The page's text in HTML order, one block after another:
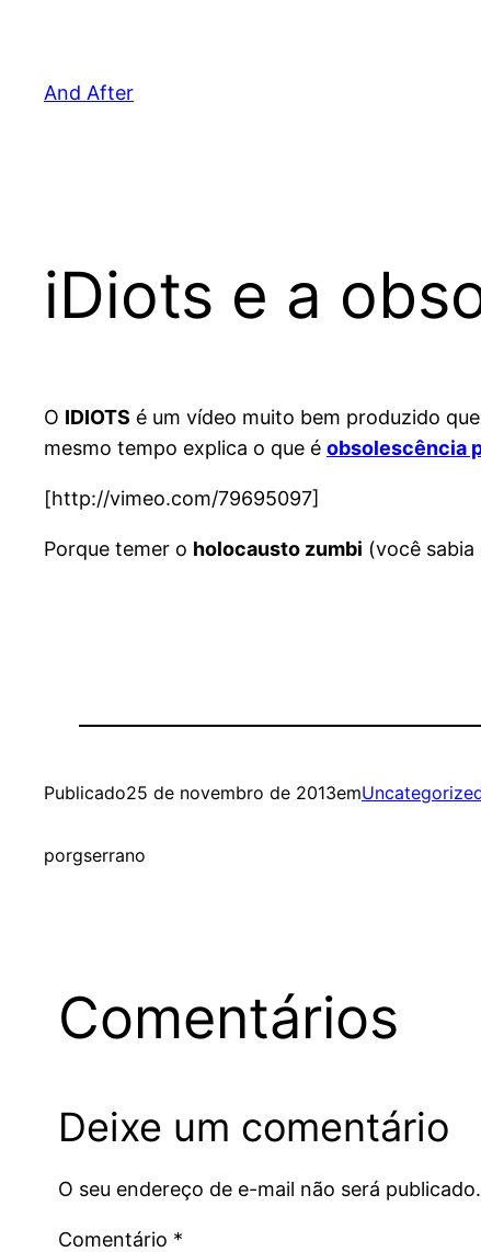
And After
iDiots e a
O IDIOTS é um vídeo muito bem produzido
mesmo tempo explica o que é obsolescência
[http://vimeo.com/79695097]
Porque temer o holocausto zumbi (você
Publicado25 de novembro de 2013em
porgserrano
Comentários
Deixe um comentário
O seu endereço de e-mail não será publicado.
Comentário *